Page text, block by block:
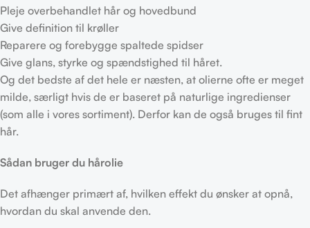
Pleje overbehandlet hår og hovedbund
Give definition til krøller
Reparere og forebygge spaltede spidser
Give glans, styrke og spændstighed til håret.
Og det bedste af det hele er næsten, at olierne ofte er meget
milde, særligt hvis de er baseret på naturlige ingredienser
(som alle i vores sortiment). Derfor kan de også bruges til fint
hår.
Sådan bruger du hårolie
Det afhænger primært af, hvilken effekt du ønsker at opnå,
hvordan du skal anvende den.